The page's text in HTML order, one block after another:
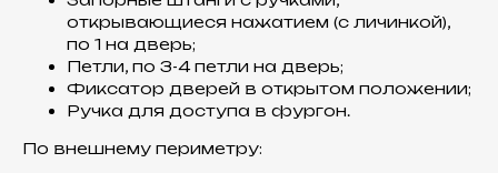
открывающиеся нажатием (с личинкой),
по 1 на дверь;
Петли, по 3-4 петли на дверь;
Фиксатор дверей в открытом положении;
Ручка для доступа в фургон.
По внешнему периметру:
Все материалы использованные
для производства фургонов,
представлены в
Материалы